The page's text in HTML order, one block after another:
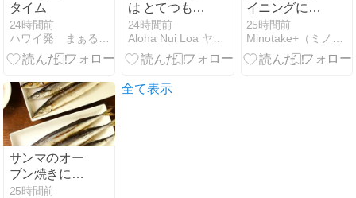
タイム
24時間前
は とてつもな
い『ビックリ
箱』 だった -
ブロ友さんと
24時間前
イニングに癒
される
25時間前
サンマのオー
ブン焼きに、
大根おろしを
25時間前
全て表示